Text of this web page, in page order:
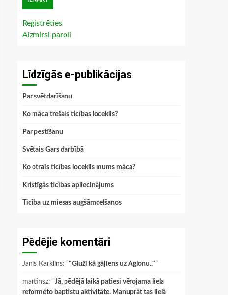
Reģistrēties
Aizmirsi paroli
Līdzīgās e-publikācijas
Par svētdarīšanu
Ko māca trešais ticības loceklis?
Par pestīšanu
Svētais Gars darbībā
Ko otrais ticības loceklis mums māca?
Kristīgās ticības apliecinājums
Ticība uz miesas augšāmcelšanos
Pēdējie komentāri
Janis Karklins: “"Gluži kā gājiens uz Aglonu.."”
martinsz: “Jā, pēdējā laikā patiesi vērojama liela
reformēto baptistu aktivitāte. Manuprāt tas lielā